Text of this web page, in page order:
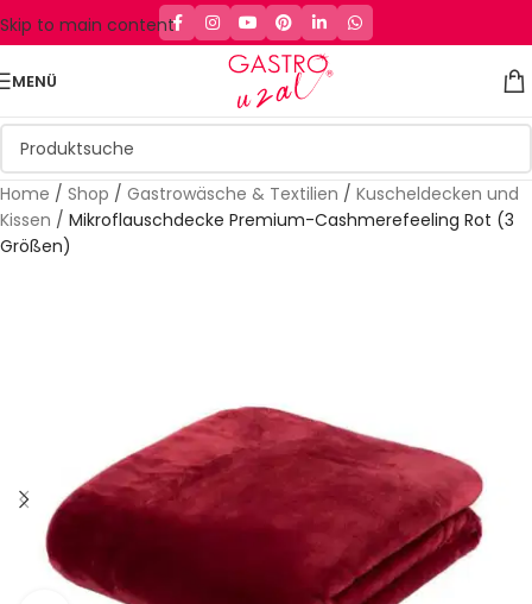
Skip to main content
MENÜ
Home / Shop / Gastrowäsche & Textilien / Kuscheldecken und
Kissen / Mikroflauschdecke Premium-Cashmerefeeling Rot (3
Größen)